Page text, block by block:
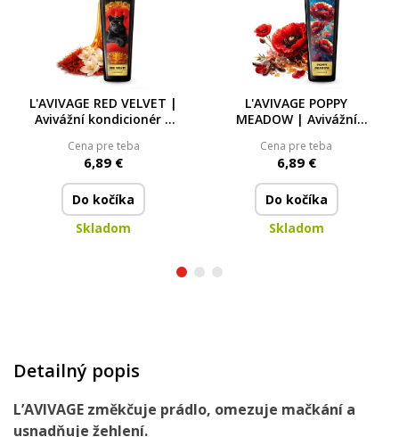
L'AVIVAGE RED VELVET |
Avivážní kondicionér |
Cena pre teba
6,89 €
Do kočíka
Skladom
L'AVIVAGE POPPY
MEADOW | Avivážní
Cena pre teba
6,89 €
Do kočíka
Skladom
Detailný popis
L’AVIVAGE změkčuje prádlo, omezuje mačkání a
usnadňuje žehlení.